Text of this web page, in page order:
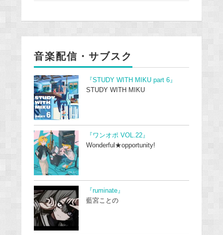
音楽配信・サブスク
『STUDY WITH MIKU part 6』
STUDY WITH MIKU
『ワンオポ VOL.22』
Wonderful★opportunity!
『ruminate』
藍宮ことの